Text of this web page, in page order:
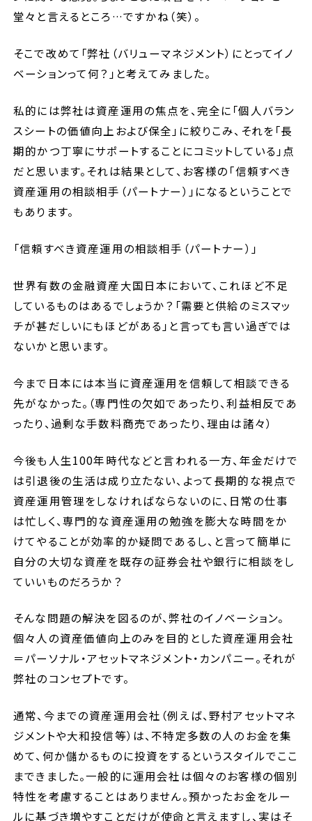
堂々と言えるところ…ですかね（笑）。
そこで改めて「弊社（バリューマネジメント）にとってイノ
ベーションって何？」と考えてみました。
私的には弊社は資産運用の焦点を、完全に「個人バラン
スシートの価値向上および保全」に絞りこみ、それを「長
期的かつ丁寧にサポートすることにコミットしている」点
だと思います。それは結果として、お客様の「信頼すべき
資産運用の相談相手（パートナー）」になるということで
もあります。
「信頼すべき資産運用の相談相手（パートナー）」
世界有数の金融資産大国日本において、これほど不足
しているものはあるでしょうか？「需要と供給のミスマッ
チが甚だしいにもほどがある」と言っても言い過ぎでは
ないかと思います。
今まで日本には本当に資産運用を信頼して相談できる
先がなかった。（専門性の欠如であったり、利益相反であ
ったり、過剰な手数料商売であったり、理由は諸々）
今後も人生100年時代などと言われる一方、年金だけで
は引退後の生活は成り立たない、よって長期的な視点で
資産運用管理をしなければならないのに、日常の仕事
は忙しく、専門的な資産運用の勉強を膨大な時間をか
けてやることが効率的か疑問であるし、と言って簡単に
自分の大切な資産を既存の証券会社や銀行に相談をし
ていいものだろうか？
そんな問題の解決を図るのが、弊社のイノベーション。
個々人の資産価値向上のみを目的とした資産運用会社
＝パーソナル・アセットマネジメント・カンパニー。それが
弊社のコンセプトです。
通常、今までの資産運用会社（例えば、野村アセットマネ
ジメントや大和投信等）は、不特定多数の人のお金を集
めて、何か儲かるものに投資をするというスタイルでここ
まできました。一般的に運用会社は個々のお客様の個別
特性を考慮することはありません。預かったお金をルー
ルに基づき増やすことだけが使命と言えますし、実はそ